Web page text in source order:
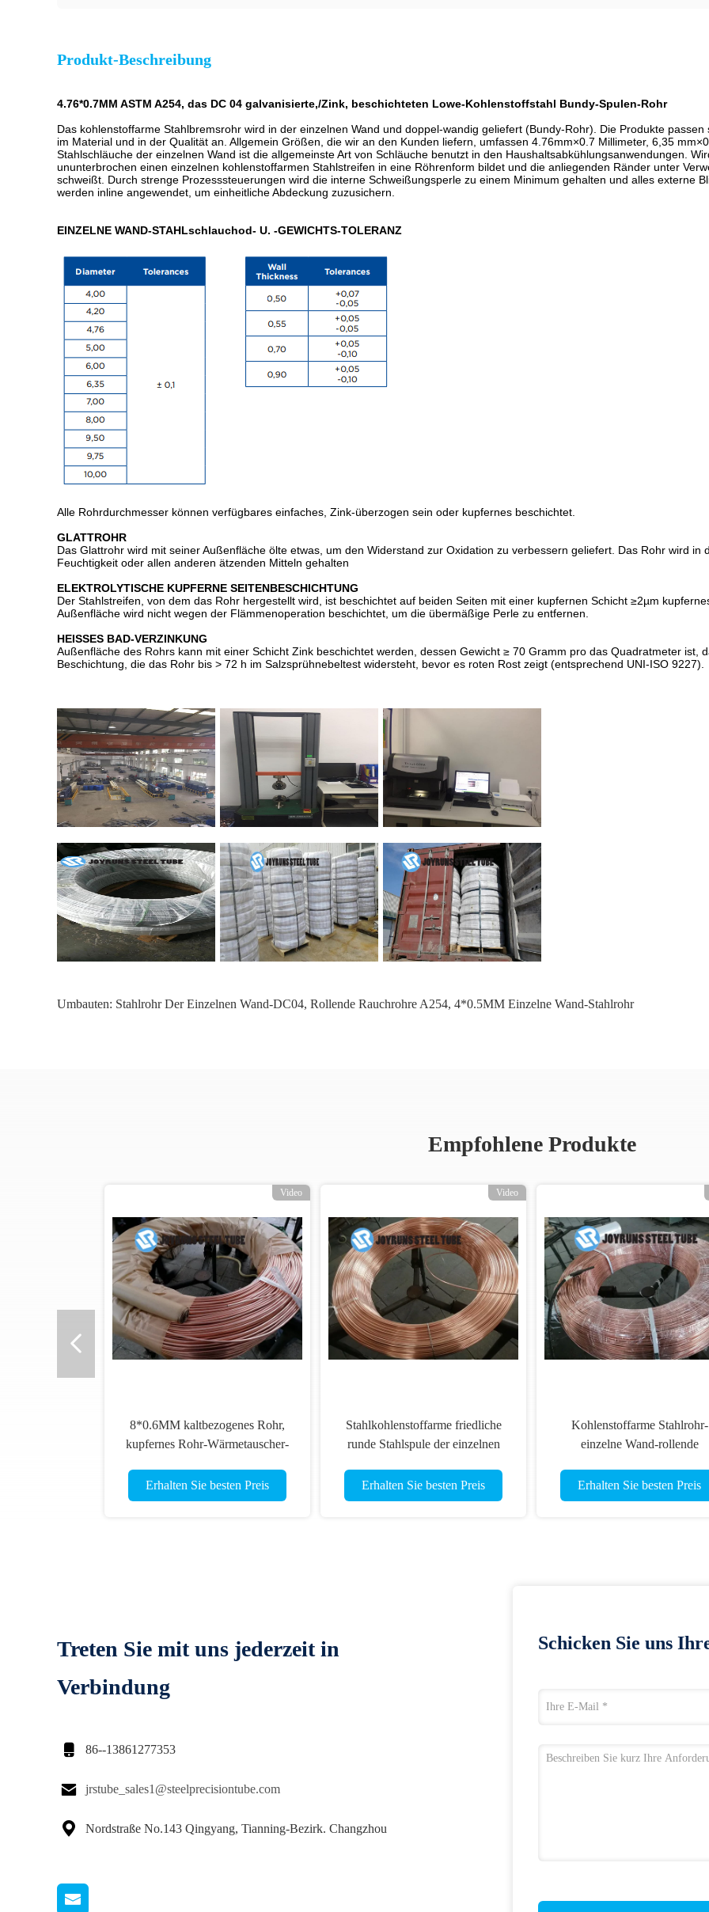
Produkt-Beschreibung
4.76*0.7MM ASTM A254, das DC 04 galvanisierte,/Zink, beschichteten Lowe-Kohlenstoffstahl Bundy-Spulen-Rohr
Das kohlenstoffarme Stahlbremsrohr wird in der einzelnen Wand und doppel-wandig geliefert (Bundy-Rohr). Die Produkte
im Material und in der Qualität an. Allgemein Größen, die wir an den Kunden liefern, umfassen 4.76mm×0.7 Millimeter, 6,35
Stahlschläuche der einzelnen Wand ist die allgemeinste Art von Schläuche benutzt in den Haushaltsabkühlungsanwendungen.
ununterbrochen einen einzelnen kohlenstoffarmen Stahlstreifen in eine Röhrenform bildet und die anliegenden Ränder unter
schweißt. Durch strenge Prozesssteuerungen wird die interne Schweißungsperle zu einem Minimum gehalten und alles externe
werden inline angewendet, um einheitliche Abdeckung zuzusichern.
EINZELNE WAND-STAHLschlauchod- U. -GEWICHTS-TOLERANZ
Alle Rohrdurchmesser können verfügbares einfaches, Zink-überzogen sein oder kupfernes beschichtet.
GLATTROHR
Das Glattrohr wird mit seiner Außenfläche ölte etwas, um den Widerstand zur Oxidation zu verbessern geliefert. Das Rohr wird in
Feuchtigkeit oder allen anderen ätzenden Mitteln gehalten
ELEKTROLYTISCHE KUPFERNE SEITENBESCHICHTUNG
Der Stahlstreifen, von dem das Rohr hergestellt wird, ist beschichtet auf beiden Seiten mit einer kupfernen Schicht ≥2µm
Außenfläche wird nicht wegen der Flämmenoperation beschichtet, um die übermäßige Perle zu entfernen.
HEISSES BAD-VERZINKUNG
Außenfläche des Rohrs kann mit einer Schicht Zink beschichtet werden, dessen Gewicht ≥ 70 Gramm pro das Quadratmeter ist,
Beschichtung, die das Rohr bis > 72 h im Salzsprühnebeltest widersteht, bevor es roten Rost zeigt (entsprechend UNI-ISO 9227).
Umbauten: Stahlrohr Der Einzelnen Wand-DC04, Rollende Rauchrohre A254, 4*0.5MM Einzelne Wand-Stahlrohr
Empfohlene Produkte
Video
8*0.6MM kaltbezogenes Rohr,
kupfernes Rohr-Wärmetauscher-
DC04
Erhalten Sie besten Preis
Video
Stahlkohlenstoffarme friedliche
runde Stahlspule der einzelnen
ASTM A254 für Kondensator
Erhalten Sie besten Preis
Kohlenstoffarme Stahlrohr-
einzelne Wand-rollende
6*0.65MM
Erhalten Sie besten Preis
Treten Sie mit uns jederzeit in
Verbindung
 86--13861277353
 jrstube_sales1@steelprecisiontube.com
 Nordstraße No.143 Qingyang, Tianning-Bezirk. Changzhou
Schicken Sie uns